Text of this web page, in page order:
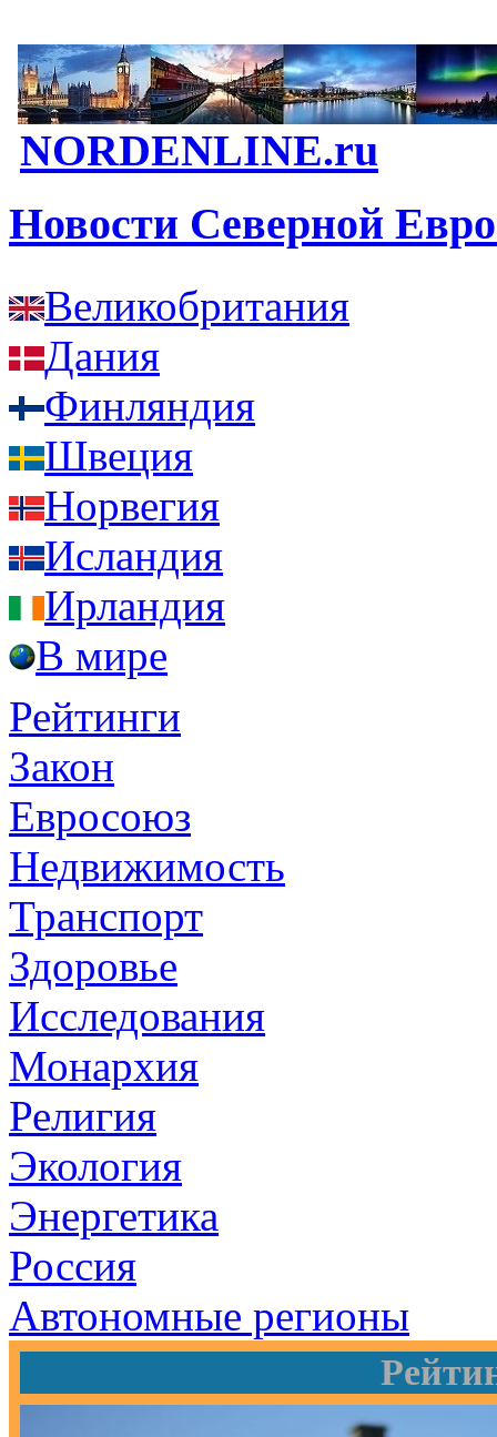
NORDENLINE.ru
Новости Северной
Великобритания
Дания
Финляндия
Швеция
Норвегия
Исландия
Ирландия
В мире
Рейтинги
Закон
Евросоюз
Недвижимость
Транспорт
Здоровье
Исследования
Монархия
Религия
Экология
Энергетика
Россия
Автономные регионы